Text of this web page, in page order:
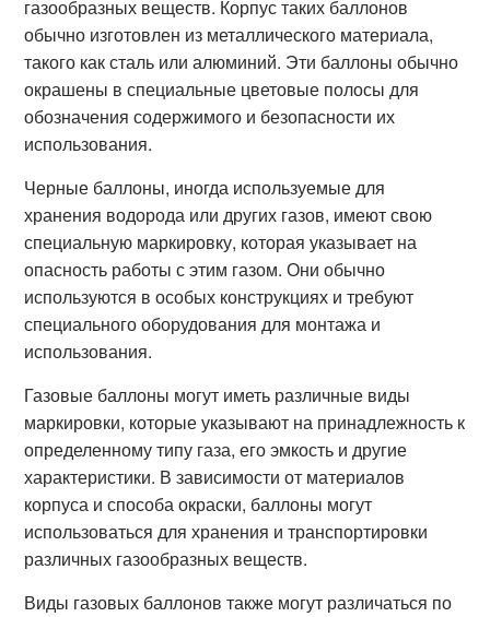
газообразных веществ. Корпус таких баллонов
обычно изготовлен из металлического материала,
такого как сталь или алюминий. Эти баллоны обычно
окрашены в специальные цветовые полосы для
обозначения содержимого и безопасности их
использования.
Черные баллоны, иногда используемые для
хранения водорода или других газов, имеют свою
специальную маркировку, которая указывает на
опасность работы с этим газом. Они обычно
используются в особых конструкциях и требуют
специального оборудования для монтажа и
использования.
Газовые баллоны могут иметь различные виды
маркировки, которые указывают на принадлежность к
определенному типу газа, его эмкость и другие
характеристики. В зависимости от материалов
корпуса и способа окраски, баллоны могут
использоваться для хранения и транспортировки
различных газообразных веществ.
Виды газовых баллонов также могут различаться по